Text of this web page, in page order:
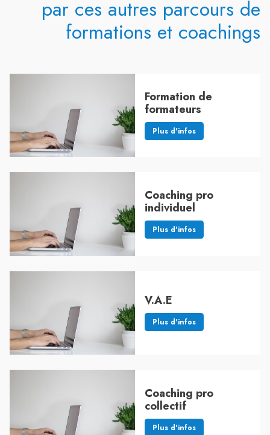
par ces autres parcours de
formations et coachings
Formation de
formateurs
Plus d'infos
Coaching pro
individuel
Plus d'infos
V.A.E
Plus d'infos
Coaching pro
collectif
Plus d'infos